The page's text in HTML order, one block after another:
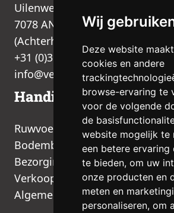
Wij
Deze website
cookies en andere
browse-ervaring te
voor de volgende
de
website mogelijk te
een betere
te bieden, om uw
onze producten en
meten en
personaliseren, om
Uilenweg 2B
7078 AN Megchelen
(Achterhoek, Gelderland)
+31 (0)315 377 536
info@venhorst-fourage.nl
Handige links
Ruwvoer
Bodembedekking
Bezorging
Verkooppunten
Algemene voorwaarden